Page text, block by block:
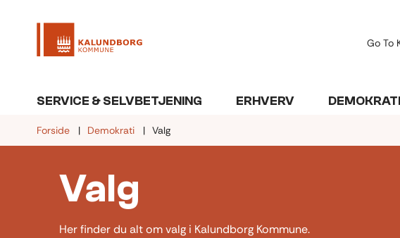
Go To
SERVICE & SELVBETJENING ERHVERV DEMOKRATI
Forside Demokrati Valg
Valg
Her finder du alt om valg i Kalundborg Kommune.